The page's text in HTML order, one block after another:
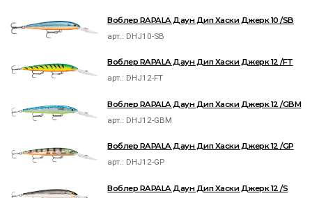
Воблер RAPALA Даун Дип Хаски Джерк 10 /SB
арт.: DHJ10-SB
Воблер RAPALA Даун Дип Хаски Джерк 12 /FT
арт.: DHJ12-FT
Воблер RAPALA Даун Дип Хаски Джерк 12 /GBM
арт.: DHJ12-GBM
Воблер RAPALA Даун Дип Хаски Джерк 12 /GP
арт.: DHJ12-GP
Воблер RAPALA Даун Дип Хаски Джерк 12 /S